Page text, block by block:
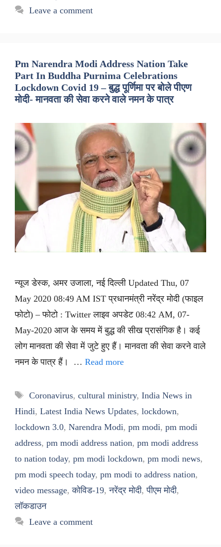
Leave a comment
Pm Narendra Modi Address Nation Take
Part In Buddha Purnima Celebrations
Lockdown Covid 19 – बुद्ध पूर्णिमा पर बोले पीएण
मोदी- मानवता की सेवा करने वाले नमन के पात्र
न्यूज डेस्क, अमर उजाला, नई दिल्ली Updated Thu, 07
May 2020 08:49 AM IST प्रधानमंत्री नरेंद्र मोदी (फाइल
फोटो) – फोटो : Twitter लाइव अपडेट 08:42 AM, 07-
May-2020 आज के समय में बुद्ध की सीख प्रासंगिक है। कई
लोग मानवता की सेवा में जुटे हुए हैं। मानवता की सेवा करने वाले
नमन के पात्र हैं। … Read more
Tags
Coronavirus, cultural ministry, India News in
Hindi, Latest India News Updates, lockdown,
lockdown 3.0, Narendra Modi, pm modi, pm modi
address, pm modi address nation, pm modi address
to nation today, pm modi lockdown, pm modi news,
pm modi speech today, pm modi to address nation,
video message,कोविड-19,नरेंद्र मोदी,पीएम मोदी,
लॉकडाउन
Leave a comment